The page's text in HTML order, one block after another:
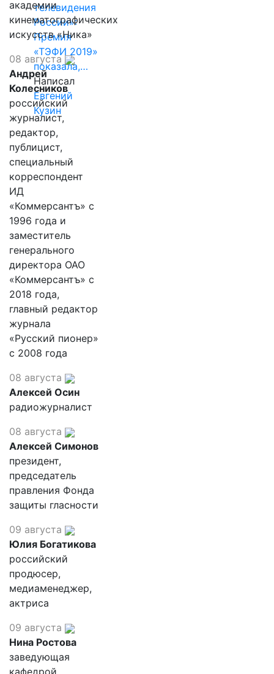
телевидения
России»:
Премия
«ТЭФИ 2019»
показала,…
Написал
Евгений
Кузин
академии
кинематографических
искусств «Ника»
08 августа
Андрей
Колесников
российский
журналист,
редактор,
публицист,
специальный
корреспондент
ИД
«Коммерсантъ» с
1996 года и
заместитель
генерального
директора ОАО
«Коммерсантъ» с
2018 года,
главный редактор
журнала
«Русский пионер»
с 2008 года
08 августа
Алексей Осин
радиожурналист
08 августа
Алексей Симонов
президент,
председатель
правления Фонда
защиты гласности
09 августа
Юлия Богатикова
российский
продюсер,
медиаменеджер,
актриса
09 августа
Нина Ростова
заведующая
кафедрой